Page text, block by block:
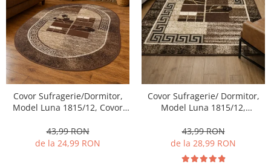
Covor Sufragerie/Dormitor,
Model Luna 1815/12, Covor
43,99 RON
de la 24,99 RON
Covor Sufragerie/ Dormitor,
Model Luna 1815/12,
43,99 RON
de la 28,99 RON